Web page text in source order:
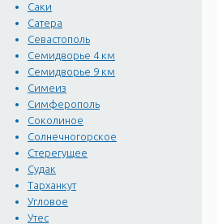
Саки
Сатера
Севастополь
Семидворье 4 км
Семидворье 9 км
Симеиз
Симферополь
Соколиное
Солнечногорское
Стерегущее
Судак
Тарханкут
Угловое
Утес